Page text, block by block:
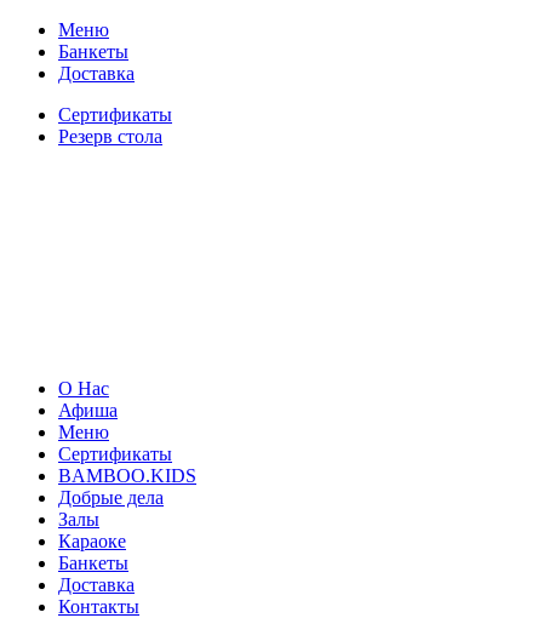
Меню
Банкеты
Доставка
Сертификаты
Резерв стола
О Нас
Афиша
Меню
Сертификаты
BAMBOO.KIDS
Добрые дела
Залы
Караоке
Банкеты
Доставка
Контакты